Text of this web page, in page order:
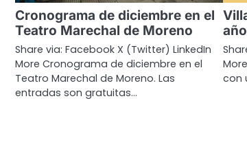
Cronograma de diciembre en el
Teatro Marechal de Moreno
Share via: Facebook X (Twitter) LinkedIn
More Cronograma de diciembre en el
Teatro Marechal de Moreno. Las
entradas son gratuitas…
con